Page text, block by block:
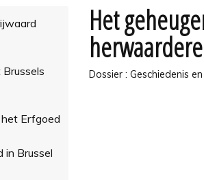
Erfgoed
in Brussel
Het
Dossier : Geschiedenis